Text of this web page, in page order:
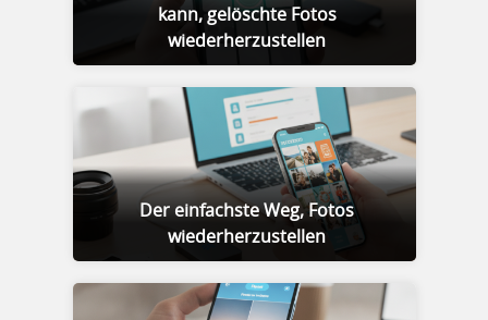
kann, gelöschte Fotos
wiederherzustellen
Der einfachste Weg, Fotos
wiederherzustellen